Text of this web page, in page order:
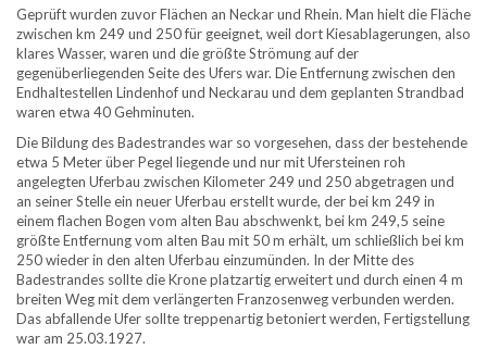
Geprüft wurden zuvor Flächen an Neckar und Rhein. Man hielt die Fläche
zwischen km 249 und 250 für geeignet, weil dort Kiesablagerungen, also
klares Wasser, waren und die größte Strömung auf der
gegenüberliegenden Seite des Ufers war. Die Entfernung zwischen den
Endhaltestellen Lindenhof und Neckarau und dem geplanten Strandbad
waren etwa 40 Gehminuten.
Die Bildung des Badestrandes war so vorgesehen, dass der bestehende
etwa 5 Meter über Pegel liegende und nur mit Ufersteinen roh
angelegten Uferbau zwischen Kilometer 249 und 250 abgetragen und
an seiner Stelle ein neuer Uferbau erstellt wurde, der bei km 249 in
einem flachen Bogen vom alten Bau abschwenkt, bei km 249,5 seine
größte Entfernung vom alten Bau mit 50 m erhält, um schließlich bei km
250 wieder in den alten Uferbau einzumünden. In der Mitte des
Badestrandes sollte die Krone platzartig erweitert und durch einen 4 m
breiten Weg mit dem verlängerten Franzosenweg verbunden werden.
Das abfallende Ufer sollte treppenartig betoniert werden, Fertigstellung
war am 25.03.1927.